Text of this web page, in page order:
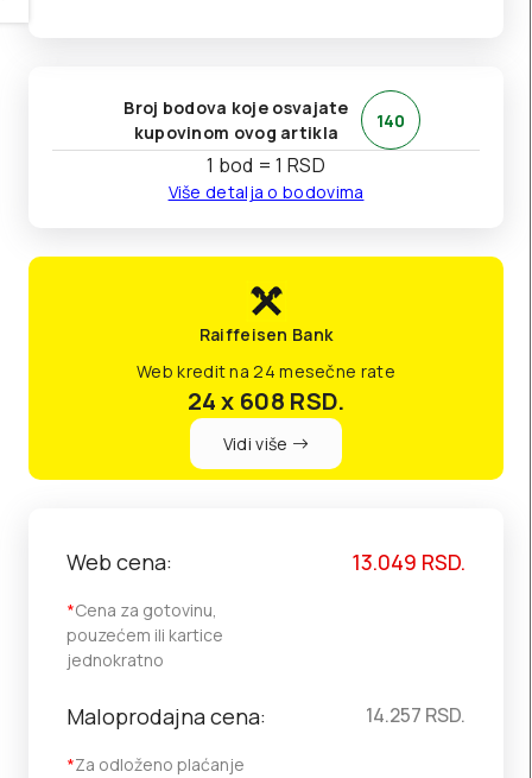
Broj bodova koje osvajate
kupovinom ovog artikla
140
1 bod = 1 RSD
Više detalja o bodovima
Raiffeisen Bank
Web kredit na 24 mesečne rate
24 x 608 RSD.
Vidi više
Web cena:
*Cena za gotovinu,
pouzećem ili kartice
jednokratno
13.049 RSD.
Maloprodajna cena:
*Za odloženo plaćanje
14.257 RSD.